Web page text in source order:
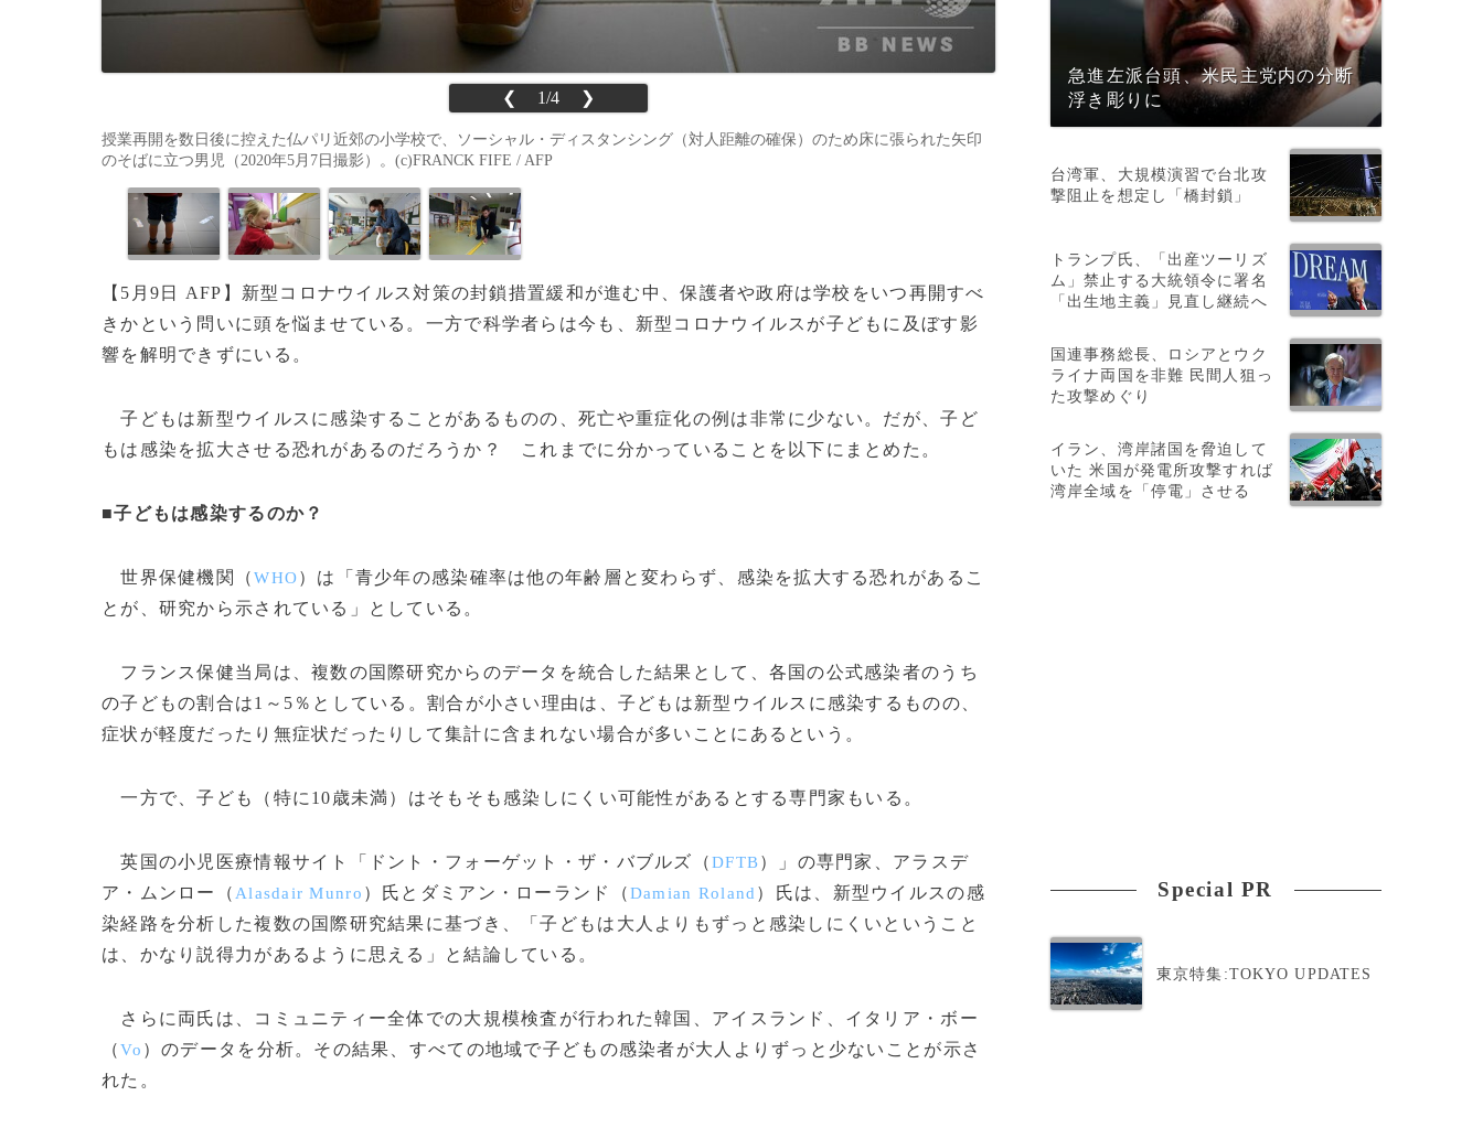
❮ 1/4 ❯
授業再開を数日後に控えた仏パリ近郊の小学校で、ソーシャル・ディスタンシング（対人距離の確保）のため床に張られた矢印
のそばに立つ男児（2020年5月7日撮影）。(c)FRANCK FIFE / AFP
【5月9日 AFP】新型コロナウイルス対策の封鎖措置緩和が進む中、保護者や政府は学校をいつ再開すべ
きかという問いに頭を悩ませている。一方で科学者らは今も、新型コロナウイルスが子どもに及ぼす影
響を解明できずにいる。
子どもは新型ウイルスに感染することがあるものの、死亡や重症化の例は非常に少ない。だが、子ど
もは感染を拡大させる恐れがあるのだろうか？ これまでに分かっていることを以下にまとめた。
■子どもは感染するのか？
世界保健機関（WHO）は「青少年の感染確率は他の年齢層と変わらず、感染を拡大する恐れがあるこ
とが、研究から示されている」としている。
フランス保健当局は、複数の国際研究からのデータを統合した結果として、各国の公式感染者のうち
の子どもの割合は1～5％としている。割合が小さい理由は、子どもは新型ウイルスに感染するものの、
症状が軽度だったり無症状だったりして集計に含まれない場合が多いことにあるという。
一方で、子ども（特に10歳未満）はそもそも感染しにくい可能性があるとする専門家もいる。
英国の小児医療情報サイト「ドント・フォーゲット・ザ・バブルズ（DFTB）」の専門家、アラスデ
ア・ムンロー（ Alasdair Munro ）氏とダミアン・ローランド（Damian Roland ）氏は、新型ウイルスの感
染経路を分析した複数の国際研究結果に基づき、「子どもは大人よりもずっと感染しにくいということ
は、かなり説得力があるように思える」と結論している。
さらに両氏は、コミュニティー全体での大規模検査が行われた韓国、アイスランド、イタリア・ボー
（Vo ）のデータを分析。その結果、すべての地域で子どもの感染者が大人よりずっと少ないことが示さ
れた。
急進左派台頭、米民主党内の分断
浮き彫りに
台湾軍、大規模演習で台北攻
撃阻止を想定し「橋封鎖」
トランプ氏、「出産ツーリズ
ム」禁止する大統領令に署名
「出生地主義」見直し継続へ
国連事務総長、ロシアとウク
ライナ両国を非難 民間人狙っ
た攻撃めぐり
イラン、湾岸諸国を脅迫して
いた 米国が発電所攻撃すれば
湾岸全域を「停電」させる
Special PR
東京特集:TOKYO UPDATES